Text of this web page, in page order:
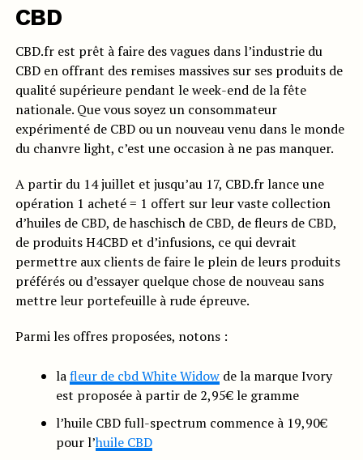
CBD
CBD.fr est prêt à faire des vagues dans l’industrie du
CBD en offrant des remises massives sur ses produits de
qualité supérieure pendant le week-end de la fête
nationale. Que vous soyez un consommateur
expérimenté de CBD ou un nouveau venu dans le monde
du chanvre light, c’est une occasion à ne pas manquer.
A partir du 14 juillet et jusqu’au 17, CBD.fr lance une
opération 1 acheté = 1 offert sur leur vaste collection
d’huiles de CBD, de haschisch de CBD, de fleurs de CBD,
de produits H4CBD et d’infusions, ce qui devrait
permettre aux clients de faire le plein de leurs produits
préférés ou d’essayer quelque chose de nouveau sans
mettre leur portefeuille à rude épreuve.
Parmi les offres proposées, notons :
lafleur de cbdWhite Widowde la marque Ivory
est proposée à partir de 2,95€ le gramme
l’huile CBD full-spectrum commence à 19,90€
pour l’huile CBD